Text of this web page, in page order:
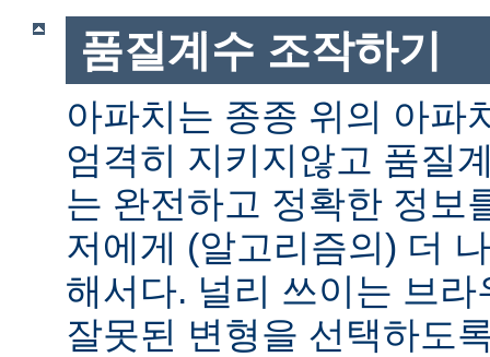
품질계수 조작하기
아파치는 종종 위의 아파
엄격히 지키지않고 품질
는 완전하고 정확한 정보
저에게 (알고리즘의) 더
해서다. 널리 쓰이는 브
잘못된 변형을 선택하도